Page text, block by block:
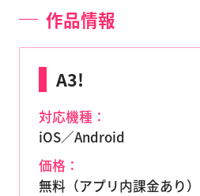
作品情報
A3!
対応機種：
iOS／Android
価格：
無料（アプリ内課金あり）